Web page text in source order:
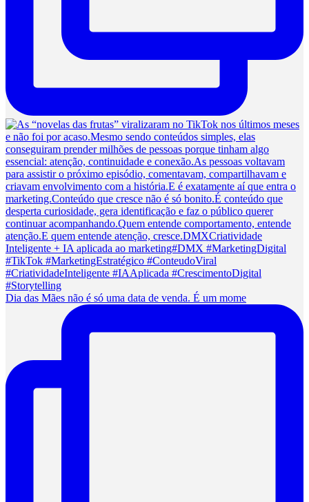
Dia das Mães não é só uma data de venda. É um mome